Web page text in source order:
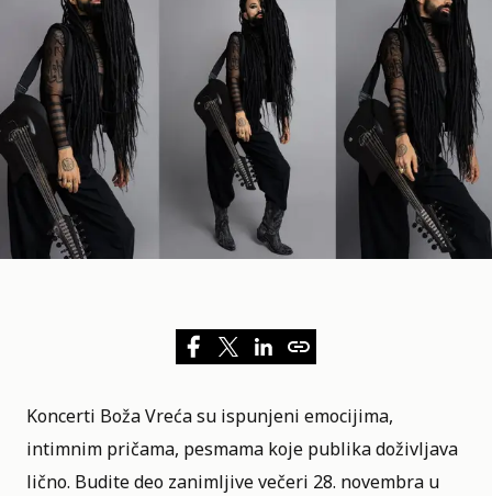
Koncerti Boža Vrećasu ispunjeni emocijima,
intimnim pričama, pesmama koje publika doživljava
lično. Budite deo zanimljive večeri 28. novembra u